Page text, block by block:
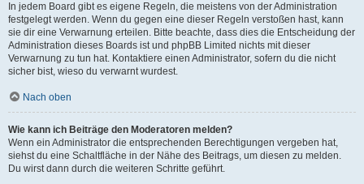
In jedem Board gibt es eigene Regeln, die meistens von der Administration
festgelegt werden. Wenn du gegen eine dieser Regeln verstoßen hast, kann
sie dir eine Verwarnung erteilen. Bitte beachte, dass dies die Entscheidung der
Administration dieses Boards ist und phpBB Limited nichts mit dieser
Verwarnung zu tun hat. Kontaktiere einen Administrator, sofern du die nicht
sicher bist, wieso du verwarnt wurdest.
Nach oben
Wie kann ich Beiträge den Moderatoren melden?
Wenn ein Administrator die entsprechenden Berechtigungen vergeben hat,
siehst du eine Schaltfläche in der Nähe des Beitrags, um diesen zu melden.
Du wirst dann durch die weiteren Schritte geführt.